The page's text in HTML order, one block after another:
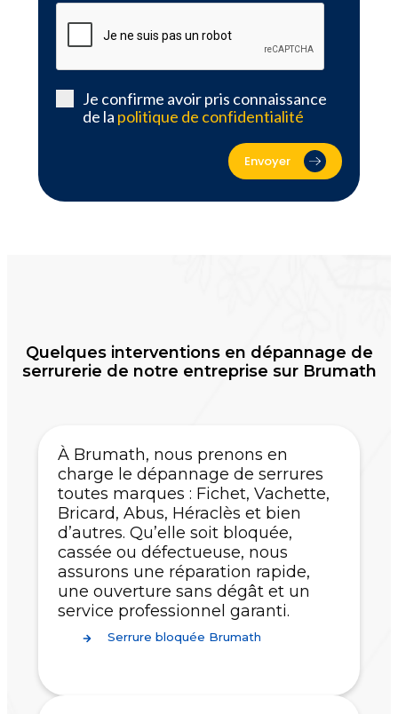
Je confirme avoir pris connaissance
de la politique de confidentialité
Envoyer
Quelques interventions en dépannage de
serrurerie de notre entreprise sur Brumath
À Brumath, nous prenons en
charge le dépannage de serrures
toutes marques : Fichet, Vachette,
Bricard, Abus, Héraclès et bien
d’autres. Qu’elle soit bloquée,
cassée ou défectueuse, nous
assurons une réparation rapide,
une ouverture sans dégât et un
service professionnel garanti.
Serrure bloquée Brumath